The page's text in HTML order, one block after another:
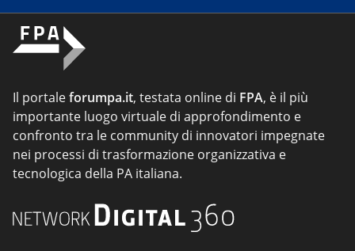
Il portaleforumpa.it, testata online di FPA, è il più
importante luogo virtuale di approfondimento e
confronto tra le community di innovatori impegnate
nei processi di trasformazione organizzativa e
tecnologica della PA italiana.